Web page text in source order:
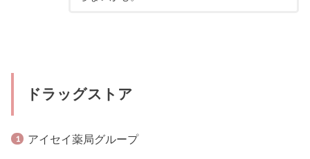
ドラッグストア
アイセイ薬局グループ